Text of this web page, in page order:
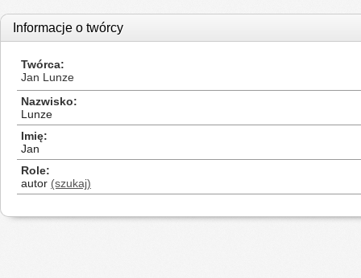
Informacje o twórcy
Twórca
Jan Lunze
Nazwisko
Lunze
Imię
Jan
Role
autor (szukaj)